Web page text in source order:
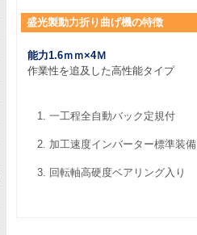
盛光製動力折り曲げ機の特徴
能力1.6ｍｍ×4Ｍ
作業性を追及した高性能タイプ
一工程全自動バック定規付
加工速度インバーター標準装備
回転軸高硬度ベアリング入り